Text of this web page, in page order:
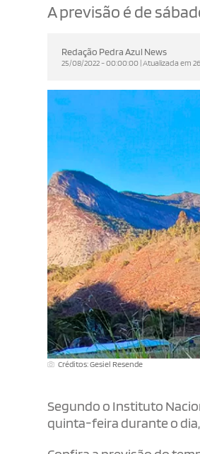
A previsão é de
Redação Pedra Azul News
25/08/2022 - 00:00:00 | Atualizada em
Créditos: Gesiel Resende
Segundo o Instituto
quinta-feira durante o